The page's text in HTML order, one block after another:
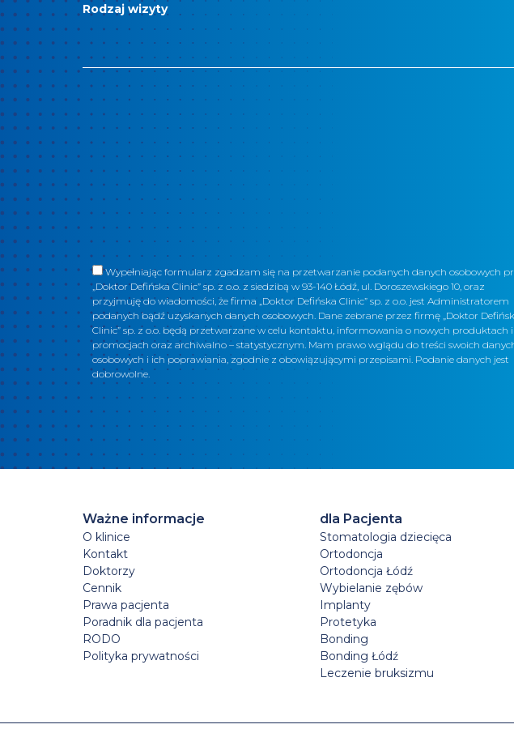
Rodzaj wizyty
Wypełniając formularz zgadzam się na przetwarzanie podanych danych osobowych
„Doktor Defińska Clinic” sp. z o.o. z siedzibą w 93-140 Łódź, ul. Doroszewskiego 10, oraz
przyjmuję do wiadomości, że firma „Doktor Defińska Clinic” sp. z o.o. jest Administratorem
podanych bądź uzyskanych danych osobowych. Dane zebrane przez firmę „Doktor
Clinic” sp. z o.o. będą przetwarzane w celu kontaktu, informowania o nowych produktach i
promocjach oraz archiwalno – statystycznym. Mam prawo wglądu do treści swoich
osobowych i ich poprawiania, zgodnie z obowiązującymi przepisami. Podanie danych jest
dobrowolne.
Ważne informacje
O klinice
Kontakt
Doktorzy
Cennik
Prawa pacjenta
Poradnik dla pacjenta
RODO
Polityka prywatności
dla Pacjenta
Stomatologia dziecięca
Ortodoncja
Ortodoncja Łódź
Wybielanie zębów
Implanty
Protetyka
Bonding
Bonding Łódź
Leczenie bruksizmu